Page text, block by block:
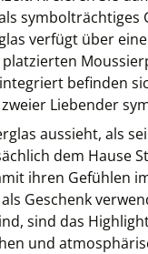
verfügt über
befinden
Liebender
aussieht, als
dem Hause
ihren Gefühlen
Geschenk
sind das
und